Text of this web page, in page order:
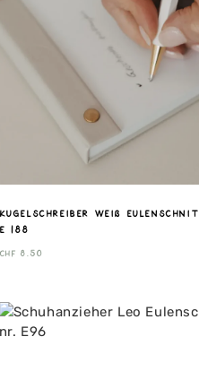
Kugelschreiber Weiß
E 188
CHF 8.50